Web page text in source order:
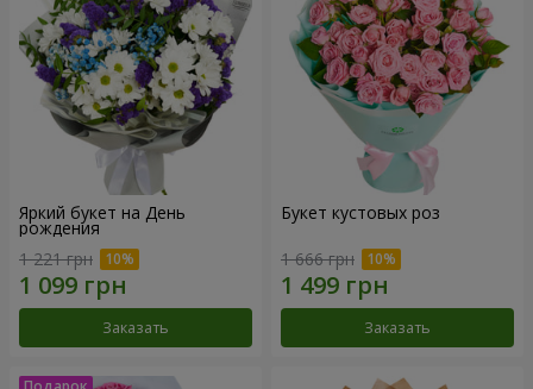
Яркий букет на День
рождения
1 221 грн
Заказать
Букет кустовых роз
1 666 грн
Заказать